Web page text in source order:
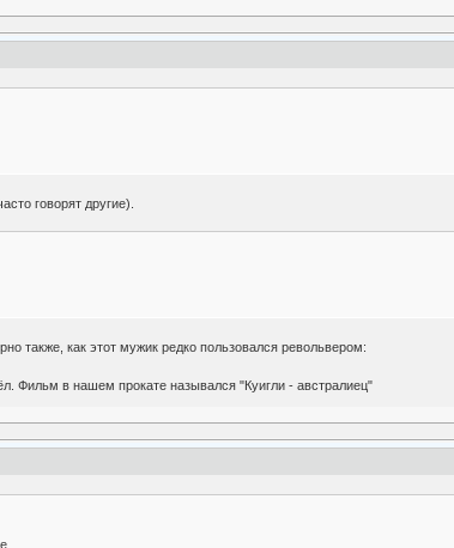
говорят другие).
также, как этот мужик редко пользовался револьвером:
Фильм в нашем прокате назывался "Куигли - австралиец"